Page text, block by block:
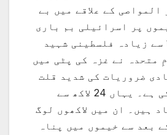
کے علاقے میں بے
پر اسرائیلی بم باری
کے نتیجے میں 10 سے زیادہ فلسطینی شہید
متحدہ نے غزہ کی پٹی میں
ضروریات کی شدید قلت
پر تشویش ظاہر کی ہے۔ یہاں 24 لاکھ سے
ہیں۔ ان میں لاکھوں لوگ
بعد سے خیموں میں پناہ